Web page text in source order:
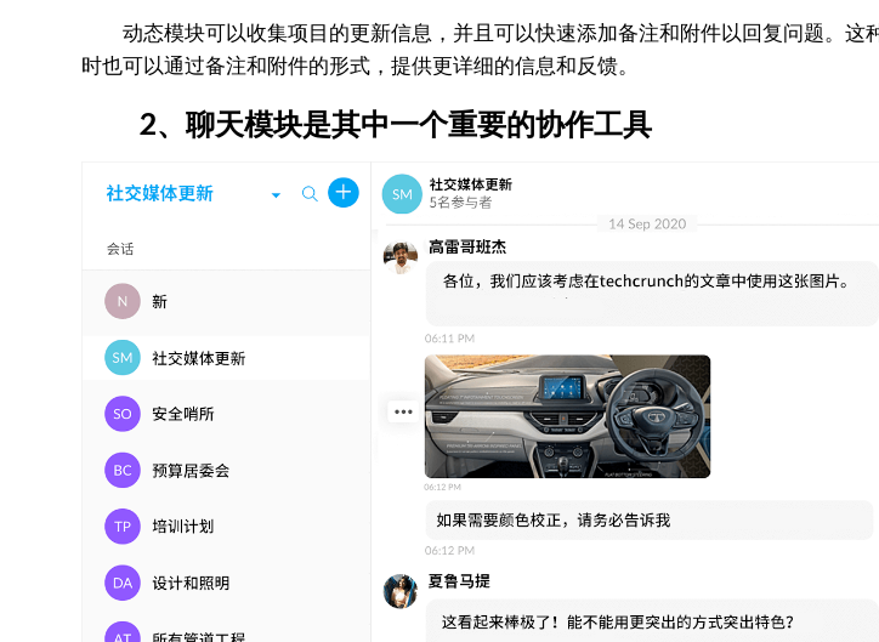
动态模块可以收集项目的更新信息，并且可以快速添加备注和附件以回复问题。这
时也可以通过备注和附件的形式，提供更详细的信息和反馈。
2、聊天模块是其中一个重要的协作工具